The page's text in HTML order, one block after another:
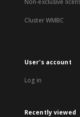
Non-exclusive
Cluster WMBC
User's account
Log in
Recently viewed